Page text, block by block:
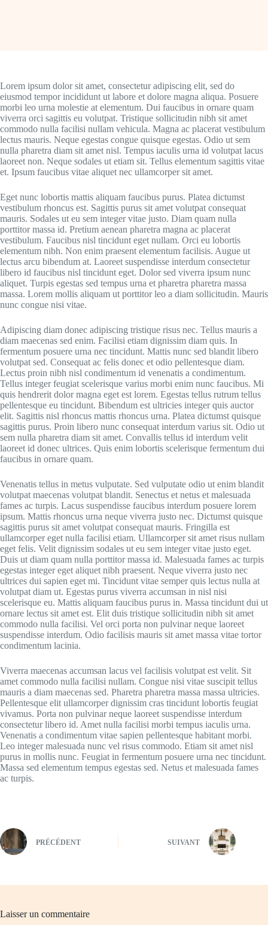
Lorem ipsum dolor sit amet, consectetur adipiscing elit, sed do
eiusmod tempor incididunt ut labore et dolore magna aliqua. Posuere
morbi leo urna molestie at elementum. Dui faucibus in ornare quam
viverra orci sagittis eu volutpat. Tristique sollicitudin nibh sit amet
commodo nulla facilisi nullam vehicula. Magna ac placerat vestibulum
lectus mauris. Neque egestas congue quisque egestas. Odio ut sem
nulla pharetra diam sit amet nisl. Tempus iaculis urna id volutpat lacus
laoreet non. Neque sodales ut etiam sit. Tellus elementum sagittis vitae
et. Ipsum faucibus vitae aliquet nec ullamcorper sit amet.
Eget nunc lobortis mattis aliquam faucibus purus. Platea dictumst
vestibulum rhoncus est. Sagittis purus sit amet volutpat consequat
mauris. Sodales ut eu sem integer vitae justo. Diam quam nulla
porttitor massa id. Pretium aenean pharetra magna ac placerat
vestibulum. Faucibus nisl tincidunt eget nullam. Orci eu lobortis
elementum nibh. Non enim praesent elementum facilisis. Augue ut
lectus arcu bibendum at. Laoreet suspendisse interdum consectetur
libero id faucibus nisl tincidunt eget. Dolor sed viverra ipsum nunc
aliquet. Turpis egestas sed tempus urna et pharetra pharetra massa
massa. Lorem mollis aliquam ut porttitor leo a diam sollicitudin. Mauris
nunc congue nisi vitae.
Adipiscing diam donec adipiscing tristique risus nec. Tellus mauris a
diam maecenas sed enim. Facilisi etiam dignissim diam quis. In
fermentum posuere urna nec tincidunt. Mattis nunc sed blandit libero
volutpat sed. Consequat ac felis donec et odio pellentesque diam.
Lectus proin nibh nisl condimentum id venenatis a condimentum.
Tellus integer feugiat scelerisque varius morbi enim nunc faucibus. Mi
quis hendrerit dolor magna eget est lorem. Egestas tellus rutrum tellus
pellentesque eu tincidunt. Bibendum est ultricies integer quis auctor
elit. Sagittis nisl rhoncus mattis rhoncus urna. Platea dictumst quisque
sagittis purus. Proin libero nunc consequat interdum varius sit. Odio ut
sem nulla pharetra diam sit amet. Convallis tellus id interdum velit
laoreet id donec ultrices. Quis enim lobortis scelerisque fermentum dui
faucibus in ornare quam.
Venenatis tellus in metus vulputate. Sed vulputate odio ut enim blandit
volutpat maecenas volutpat blandit. Senectus et netus et malesuada
fames ac turpis. Lacus suspendisse faucibus interdum posuere lorem
ipsum. Mattis rhoncus urna neque viverra justo nec. Dictumst quisque
sagittis purus sit amet volutpat consequat mauris. Fringilla est
ullamcorper eget nulla facilisi etiam. Ullamcorper sit amet risus nullam
eget felis. Velit dignissim sodales ut eu sem integer vitae justo eget.
Duis ut diam quam nulla porttitor massa id. Malesuada fames ac turpis
egestas integer eget aliquet nibh praesent. Neque viverra justo nec
ultrices dui sapien eget mi. Tincidunt vitae semper quis lectus nulla at
volutpat diam ut. Egestas purus viverra accumsan in nisl nisi
scelerisque eu. Mattis aliquam faucibus purus in. Massa tincidunt dui ut
ornare lectus sit amet est. Elit duis tristique sollicitudin nibh sit amet
commodo nulla facilisi. Vel orci porta non pulvinar neque laoreet
suspendisse interdum. Odio facilisis mauris sit amet massa vitae tortor
condimentum lacinia.
Viverra maecenas accumsan lacus vel facilisis volutpat est velit. Sit
amet commodo nulla facilisi nullam. Congue nisi vitae suscipit tellus
mauris a diam maecenas sed. Pharetra pharetra massa massa ultricies.
Pellentesque elit ullamcorper dignissim cras tincidunt lobortis feugiat
vivamus. Porta non pulvinar neque laoreet suspendisse interdum
consectetur libero id. Amet nulla facilisi morbi tempus iaculis urna.
Venenatis a condimentum vitae sapien pellentesque habitant morbi.
Leo integer malesuada nunc vel risus commodo. Etiam sit amet nisl
purus in mollis nunc. Feugiat in fermentum posuere urna nec tincidunt.
Massa sed elementum tempus egestas sed. Netus et malesuada fames
ac turpis.
PRÉCÉDENT SUIVANT
Laisser un commentaire